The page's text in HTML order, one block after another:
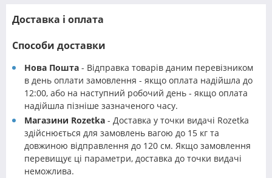
Доставка і оплата
Способи доставки
Нова Пошта - Відправка товарів даним перевізником
в день оплати замовлення - якщо оплата надійшла до
12:00, або на наступний робочий день - якщо оплата
надійшла пізніше зазначеного часу.
Магазини Rozetka - Доставка у точки видачі Rozetka
здійснюється для замовлень вагою до 15 кг та
довжиною відправлення до 120 см. Якщо замовлення
перевищує ці параметри, доставка до точки видачі
неможлива.